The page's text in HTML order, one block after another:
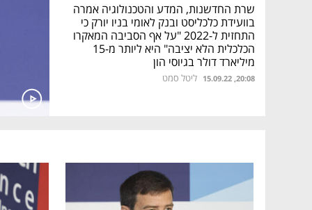
שרת החדשנות, המדע והטכנולוגיה אמרה
בוועידת כלכליסט ובנק לאומי בניו יורק כי
התחזית ל-2022 "על אף הסביבה המאקרו
הכלכלית הלא יציבה" היא ליותר מ-15
מיליארד דולר בגיוסי הון
20:08, 15.09.22 ליטל סמט